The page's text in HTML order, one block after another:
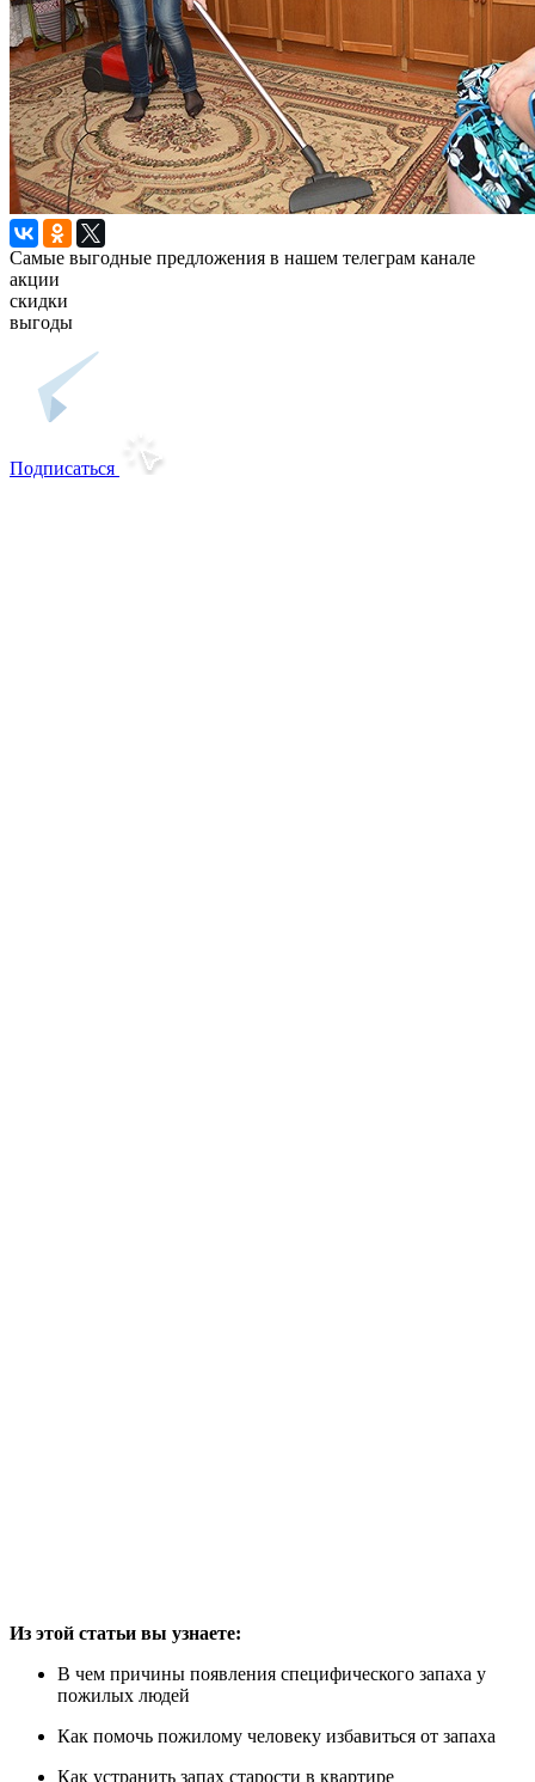
Самые выгодные предложения в нашем телеграм канале
акции
скидки
выгоды
Подписаться
Из этой статьи вы узнаете:
В чем причины появления специфического запаха у
пожилых людей
Как помочь пожилому человеку избавиться от запаха
Как устранить запах старости в квартире